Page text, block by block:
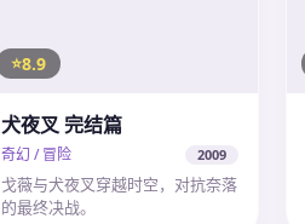
8.9
犬夜叉 完结篇
奇幻 / 冒险 2009
戈薇与犬夜叉穿越时空，对抗奈落
的最终决战。